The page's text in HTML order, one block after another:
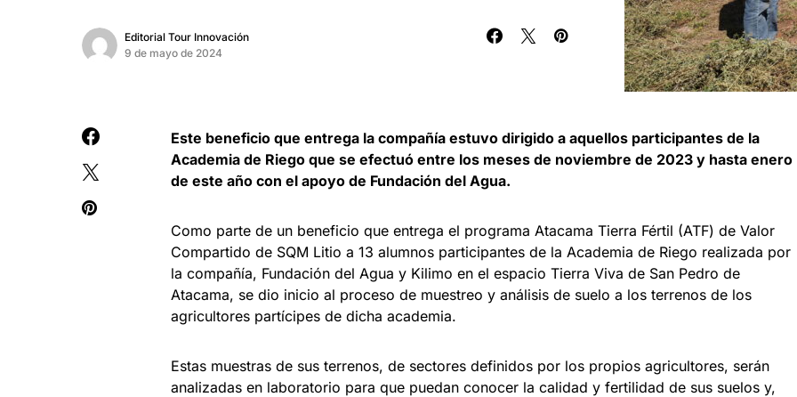
Editorial Tour Innovación
9 de mayo de 2024
Este beneficio que entrega la compañía estuvo dirigido a aquellos participantes de la
Academia de Riego que se efectuó entre los meses de noviembre de 2023 y hasta enero
de este año con el apoyo de Fundación del Agua.
Como parte de un beneficio que entrega el programa Atacama Tierra Fértil (ATF) de Valor
Compartido de SQM Litio a 13 alumnos participantes de la Academia de Riego realizada por
la compañía, Fundación del Agua y Kilimo en el espacio Tierra Viva de San Pedro de
Atacama, se dio inicio al proceso de muestreo y análisis de suelo a los terrenos de los
agricultores partícipes de dicha academia.
Estas muestras de sus terrenos, de sectores definidos por los propios agricultores, serán
analizadas en laboratorio para que puedan conocer la calidad y fertilidad de sus suelos y,